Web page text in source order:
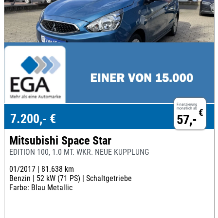
Finanzierung
monatlich ab €
57,-
7.200,- €
Mitsubishi Space Star
EDITION 100, 1.0 MT. WKR. NEUE KUPPLUNG
01/2017 | 81.638 km
Benzin | 52 kW (71 PS) | Schaltgetriebe
Farbe: Blau Metallic